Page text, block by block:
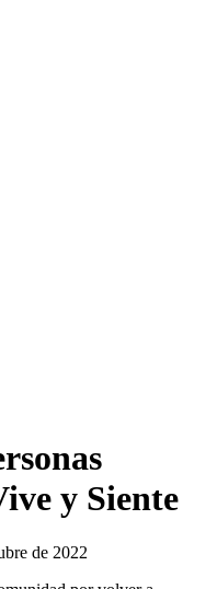
y Siente
de 2022